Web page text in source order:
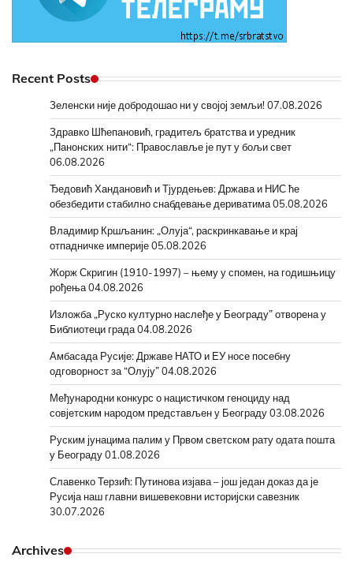
Recent Posts
Зеленски није добродошао ни у својој земљи!07.08.2026
Здравко Шћепановић, градитељ братства и уредник
„Панонских нити“: Православље је пут у бољи свет
06.08.2026
Ђедовић Хандановић и Тјурдењев: Држава и НИС ће
обезбедити стабилно снабдевање дериватима05.08.2026
Владимир Кршљанин: „Олуја“, раскринкавање и крај
отпадничке империје05.08.2026
Жорж Скригин (1910-1997) – њему у спомен, на годишњицу
рођења04.08.2026
Изложба „Руско културно наслеђе у Београду” отворена у
Библиотеци града04.08.2026
Амбасада Русије: Државе НАТО и ЕУ носе посебну
одговорност за “Олују”04.08.2026
Међународни конкурс о нацистичком геноциду над
совјетским народом представљен у Београду03.08.2026
Руским јунацима палим у Првом светском рату одата пошта
у Београду01.08.2026
Славенко Терзић: Путинова изјава – још један доказ да је
Русија наш главни вишевековни историјски савезник
30.07.2026
Archives